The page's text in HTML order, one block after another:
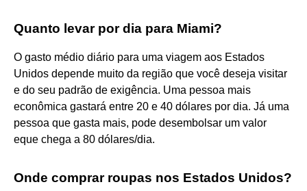
Quanto levar por dia para Miami?
O gasto médio diário para uma viagem aos Estados
Unidos depende muito da região que você deseja visitar
e do seu padrão de exigência. Uma pessoa mais
econômica gastará entre 20 e 40 dólares por dia. Já uma
pessoa que gasta mais, pode desembolsar um valor
eque chega a 80 dólares/dia.
Onde comprar roupas nos Estados Unidos?